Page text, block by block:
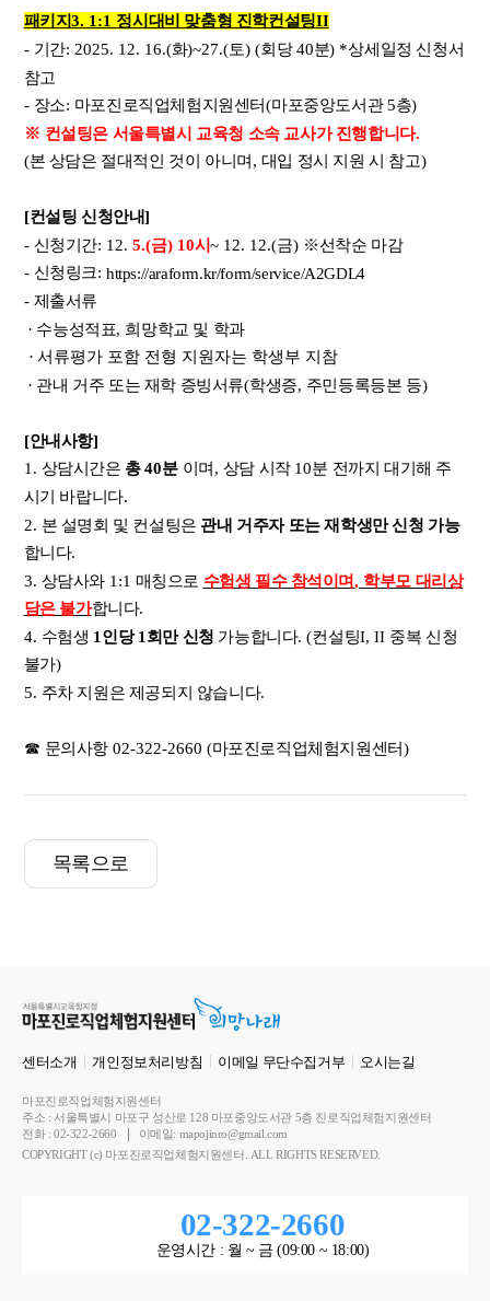
패키지3. 1:1 정시대비 맞춤형 진학컨설팅II
- 기간: 2025. 12. 16.(화)~27.(토) (회당40분) *상세일정 신청서
참고
- 장소: 마포진로직업체험지원센터(마포중앙도서관5층)
※ 컨설팅은 서울특별시 교육청 소속 교사가 진행합니다.
(본 상담은 절대적인 것이 아니며 , 대입 정시 지원 시 참고)
[컨설팅 신청안내]
- 신청기간: 12. 5.(금) 10시~ 12. 12.(금) ※선착순 마감
- 신청링크: https://araform.kr/form/service/A2GDL4
- 제출서류
· 수능성적표
희망학교 및 학과
· 서류평가 포함 전형 지원자는 학생부 지참
· 관내 거주 또는 재학 증빙서류(학생증, 주민등록등본 등)
[안내사항]
1. 상담시간은 총40분 이며 , 상담 시작 10분 전까지 대기해 주
시기 바랍니다.
2. 본 설명회 및 컨설팅은 관내 거주자 또는 재학생만 신청 가능
합니다.
3. 상담사와 1:1 매칭으로 수험생 필수 참석이며, 학부모 대리상
담은 불가합니다.
4. 수험생 1 인당1 회만 신청 가능합니다. (컨설팅I, II 중복 신청
불가)
5. 주차 지원은 제공되지 않습니다.
☎ 문의사항 02-322-2660 (마포진로직업체험지원센터)
목록으로
센터소개 개인정보처리방침 이메일 무단수집거부 오시는길
마포진로직업체험지원센터
주소 : 서울특별시 마포구 성산로 128 마포중앙도서관 5층 진로직업체험지원센터
전화 : 02-322-2660
이메일: mapojinro@gmail.com
COPYRIGHT (c) 마포진로직업체험지원센터. ALL RIGHTS RESERVED.
02-322-2660
운영시간 : 월 ~ 금 (09:00 ~ 18:00)